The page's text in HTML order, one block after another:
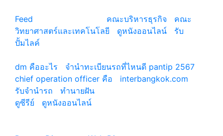
Feed
คณะบริหารธุรกิจ
คณะ
วิทยาศาสตร์และเทคโนโลยี
ดูหนังออนไลน์
รับ
ปั้มไลค์
dm คืออะไร
จํานําทะเบียนรถที่ไหนดี pantip 2567
chief operation officer คือ
interbangkok.com
รับจํานํารถ
ทํานายฝัน
ดูซีรีย์
ดูหนังออนไลน์